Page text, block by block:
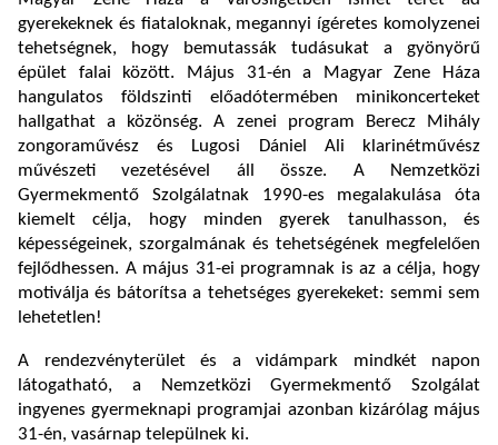
gyerekeknek és fiataloknak, megannyi ígéretes komolyzenei
tehetségnek, hogy bemutassák tudásukat a gyönyörű
épület falai között. Május 31-én a Magyar Zene Háza
hangulatos földszinti előadótermében minikoncerteket
hallgathat a közönség. A zenei program Berecz Mihály
zongoraművész és Lugosi Dániel Ali klarinétművész
művészeti vezetésével áll össze. A Nemzetközi
Gyermekmentő Szolgálatnak 1990-es megalakulása óta
kiemelt célja, hogy minden gyerek tanulhasson, és
képességeinek, szorgalmának és tehetségének megfelelően
fejlődhessen. A május 31-ei programnak is az a célja, hogy
motiválja és bátorítsa a tehetséges gyerekeket: semmi sem
lehetetlen!
A rendezvényterület és a vidámpark mindkét napon
látogatható, a Nemzetközi Gyermekmentő Szolgálat
ingyenes gyermeknapi programjai azonban kizárólag május
31-én, vasárnap települnek ki.